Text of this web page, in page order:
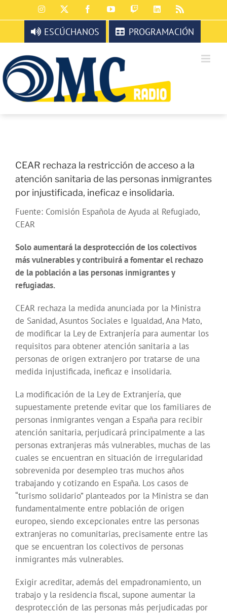
al
contenido
Instagram FacebookYouTubeTwitchLinkedIn
ESCÚCHANOS PROGRAMACIÓN
CEAR rechaza la restricción de acceso a la
atención sanitaria de las personas inmigrantes
por injustificada, ineficaz e insolidaria.
Fuente: Comisión Española de Ayuda al Refugiado,
CEAR
Solo aumentará la desprotección de los colectivos
más vulnerables y contribuirá a fomentar el rechazo
de la población a las personas inmigrantes y
refugiadas.
CEAR rechaza la medida anunciada por la Ministra
de Sanidad, Asuntos Sociales e Igualdad, Ana Mato,
de modificar la Ley de Extranjería para aumentar los
requisitos para obtener atención sanitaria a las
personas de origen extranjero por tratarse de una
medida injustificada, ineficaz e insolidaria.
La modificación de la Ley de Extranjería, que
supuestamente pretende evitar que los familiares de
personas inmigrantes vengan a España para recibir
atención sanitaria, perjudicará principalmente a las
personas extranjeras más vulnerables, muchas de las
cuales se encuentran en situación de irregularidad
sobrevenida por desempleo tras muchos años
trabajando y cotizando en España. Los casos de
“turismo solidario” planteados por la Ministra se dan
fundamentalmente entre población de origen
europeo, siendo excepcionales entre las personas
extranjeras no comunitarias, precisamente entre las
que se encuentran los colectivos de personas
inmigrantes más vulnerables.
Exigir acreditar, además del empadronamiento, un
trabajo y la residencia fiscal, supone aumentar la
desprotección de las personas más perjudicadas por